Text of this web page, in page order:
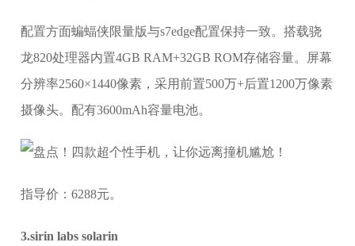
配置方面蝙蝠侠限量版与s7edge配置保持一致。搭载骁
龙820处理器内置4GB RAM+32GB ROM存储容量。屏幕
分辨率2560×1440像素，采用前置500万+后置1200万像素
摄像头。配有3600mAh容量电池。
指导价：6288元。
3.sirin labs solarin